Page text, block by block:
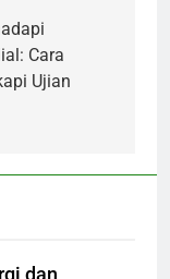
Cara
Ujian
dan